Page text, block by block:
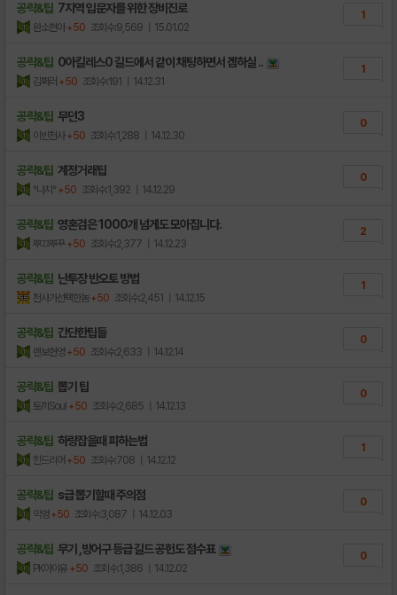
공략&팁 7지역 입문자를 위한 장비진로
완소현아+50 조회수:9,569 | 15.01.02
1
공략&팁 0아킬레스0 길드에서 같이 채팅하면서 겜하실 ..
김쩌러 +50 조회수:191 | 14.12.31
1
공략&팁 무던3
이빈천사+50 조회수:1,288 | 14.12.30
0
공략&팁 계정거래팁
°나치° +50 조회수:1,392 | 14.12.29
0
공략&팁 영혼검은 1000개 넘게도 모아집니다.
뿌끄뿌꾸 +50 조회수:2,377 | 14.12.23
2
공략&팁 난투장 반오토 방법
천사가선택한놈+50 조회수:2,451 | 14.12.15
1
공략&팁 간단한팁들
렌보현영 +50 조회수:2,633 | 14.12.14
0
공략&팁 뽑기 팁
토끼Soul +50 조회수:2,685 | 14.12.13
0
공략&팁 하랑잡을때 피하는법
힌드리어 +50 조회수:708 | 14.12.12
1
공략&팁 s급 뽑기할때 주의점
악엉 +50 조회수:3,087 | 14.12.03
0
공략&팁 무기 ,방어구 등급 길드 공헌도 점수표
PK아이유 +50 조회수:1,386 | 14.12.02
0